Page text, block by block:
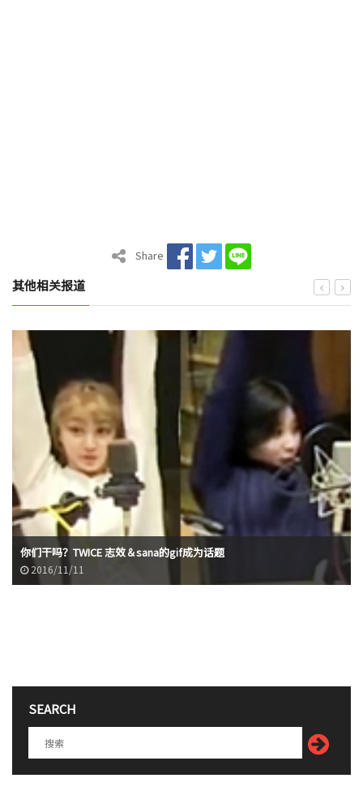
Share
其他相关报道
你们干吗？TWICE 志效＆sana的gif成为话题
2016/11/11
SEARCH